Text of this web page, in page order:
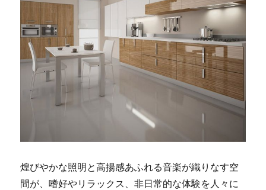
煌びやかな照明と高揚感あふれる音楽が織りなす空
間が、嗜好やリラックス、非日常的な体験を人々に